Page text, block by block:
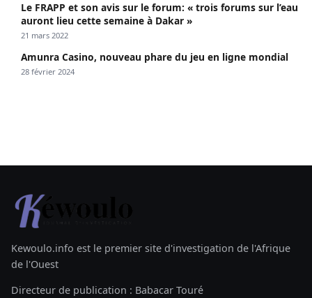
Le FRAPP et son avis sur le forum: « trois forums sur l’eau
auront lieu cette semaine à Dakar »
21 mars 2022
Amunra Casino, nouveau phare du jeu en ligne mondial
28 février 2024
Kewoulo.info est le premier site d'investigation de l'Afrique
de l'Ouest
Directeur de publication : Babacar Touré